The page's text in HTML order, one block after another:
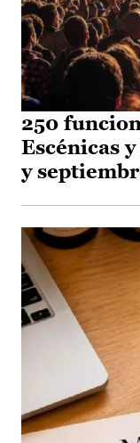
250
Escénicas
y